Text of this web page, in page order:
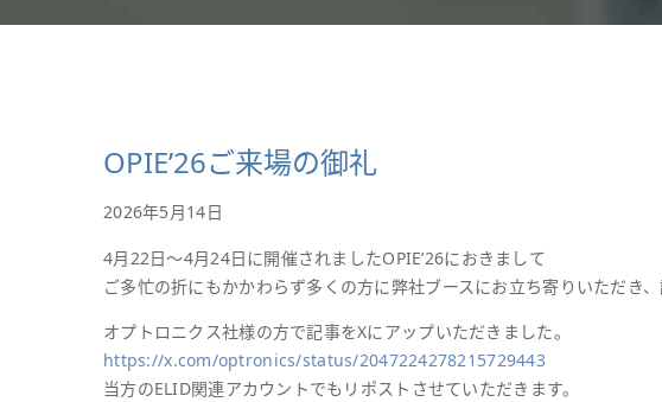
OPIE’26ご来場の御礼
2026年5月14日
4月22日～4月24日に開催されましたOPIE’26におきまして
ご多忙の折にもかかわらず多くの方に弊社ブースにお立ち寄りいただき
オプトロニクス社様の方で記事をXにアップいただきました。
https://x.com/optronics/status/2047224278215729443
当方のELID関連アカウントでもリポストさせていただきます。